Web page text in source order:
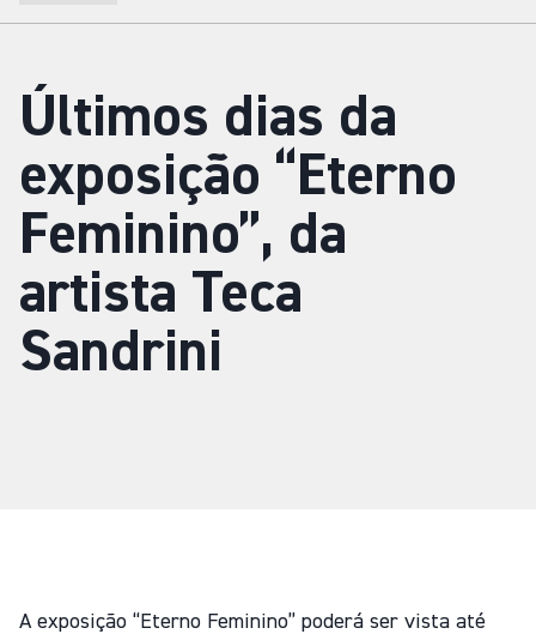
Últimos dias da
exposição “Eterno
Feminino”, da
artista Teca
Sandrini
A exposição “Eterno Feminino” poderá ser vista até